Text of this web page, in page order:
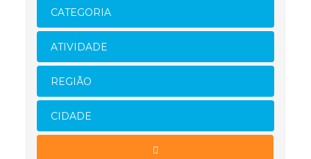
CATEGORIA
ATIVIDADE
REGIÃO
CIDADE